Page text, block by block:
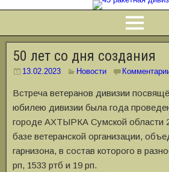
50 лет со дня создания
13.02.2023 Новости
Встреча ветеранов дивизии
юбилею дивизии была года
городе АХТЫРКА Сумской области
базе ветеранской организации,
гарнизона, в состав которого в
рп, 1533 ртб и 19 рп.